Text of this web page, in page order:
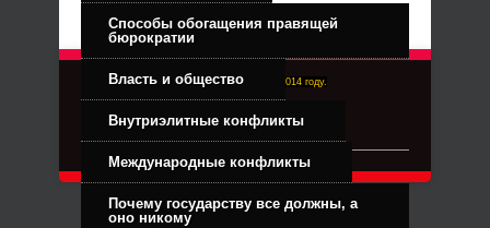
Способы обогащения правящей
бюрократии
Власть и общество
Внутриэлитные конфликты
Международные конфликты
Почему государству все должны, а
оно никому
Right-Dexter-ПРАВЫЙ ФРОНТ. Основан в 2014 году.
Связь с администрацией